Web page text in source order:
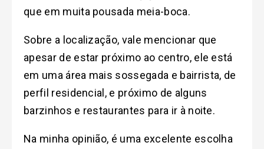
que em muita pousada meia-boca.
Sobre a localização, vale mencionar que
apesar de estar próximo ao centro, ele está
em uma área mais sossegada e bairrista, de
perfil residencial, e próximo de alguns
barzinhos e restaurantes para ir à noite.
Na minha opinião, é uma excelente escolha